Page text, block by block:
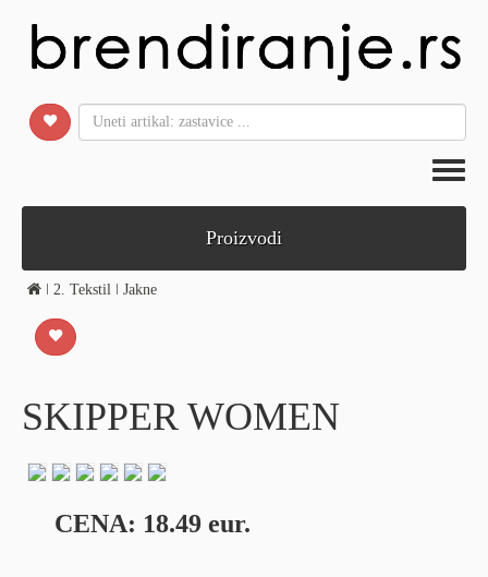
Proizvodi
2. Tekstil Jakne
SKIPPER WOMEN
CENA: 18.49 eur.